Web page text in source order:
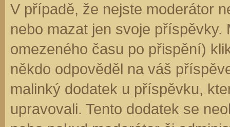
V případě, že nejste moderátor
nebo mazat jen svoje
omezeného času po přispění)
někdo odpověděl na váš
malinký dodatek u příspěvku,
upravovali. Tento dodatek se